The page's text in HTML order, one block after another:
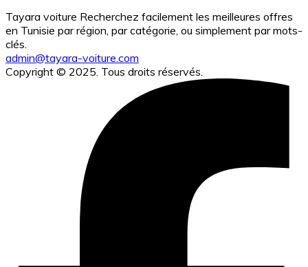
Tayara voiture Recherchez facilement les meilleures offres
en Tunisie par région, par catégorie, ou simplement par mots-
clés.
admin@tayara-voiture.com
Copyright © 2025. Tous droits réservés.